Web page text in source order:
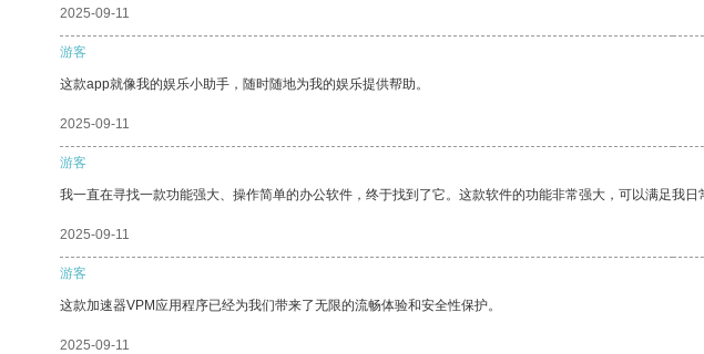
2025-09-11
游客
这款app就像我的娱乐小助手，随时随地为我的娱乐提供帮助。
2025-09-11
游客
我一直在寻找一款功能强大、操作简单的办公软件，终于找到了它。这款软件的功能非常强大，可以满足我
2025-09-11
游客
这款加速器VPM应用程序已经为我们带来了无限的流畅体验和安全性保护。
2025-09-11